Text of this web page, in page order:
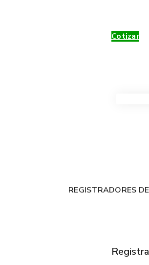
Cotizar
REGISTRADORES